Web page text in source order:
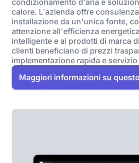
condizionamento d'aria e
calore. L'azienda offre
installazione da un'unica fonte,
attenzione all'efficienza
intelligente e ai prodotti di marca
clienti beneficiano di prezzi
implementazione rapida e
Maggiori informazioni su questo